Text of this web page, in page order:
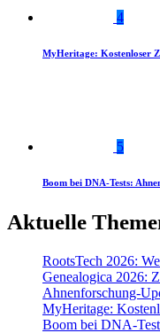
4
MyHeritage: Kostenloser
5
Boom bei DNA-Tests:
Aktuelle
RootsTech 2026:
Genealogica 2026:
Ahnenforschung-
MyHeritage:
Boom bei DNA-